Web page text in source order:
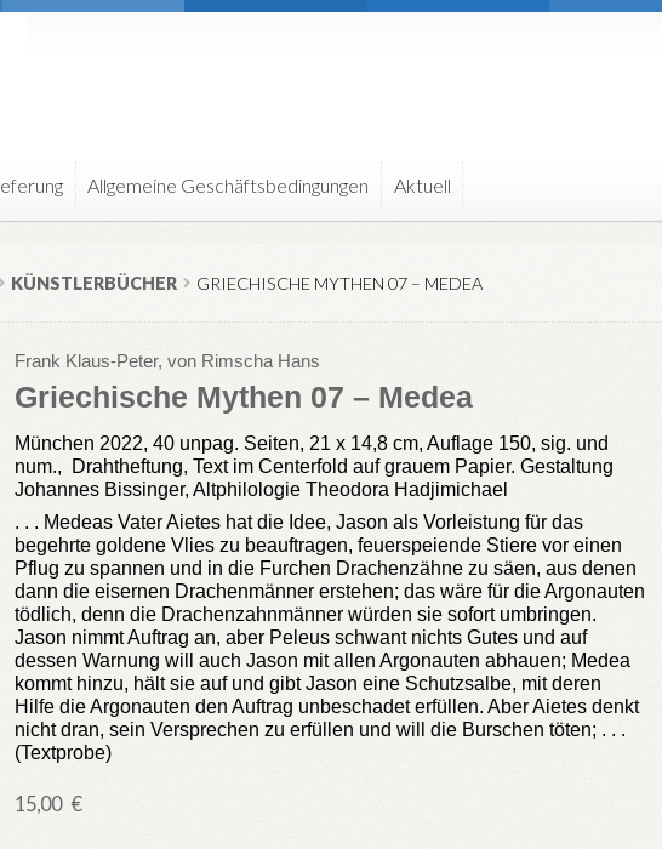
Allgemeine Geschäftsbedingungen Aktuell
KÜNSTLERBÜCHER GRIECHISCHE MYTHEN 07 – MEDEA
Frank Klaus-Peter, von Rimscha Hans
Griechische Mythen 07 – Medea
München 2022, 40 unpag. Seiten, 21 x 14,8 cm, Auflage 150, sig. und
num., Drahtheftung, Text im Centerfold auf grauem Papier. Gestaltung
Johannes Bissinger, Altphilologie Theodora Hadjimichael
. . . Medeas Vater Aietes hat die Idee, Jason als Vorleistung für das
begehrte goldene Vlies zu beauftragen, feuerspeiende Stiere vor einen
Pflug zu spannen und in die Furchen Drachenzähne zu säen, aus denen
dann die eisernen Drachenmänner erstehen; das wäre für die Argonauten
tödlich, denn die Drachenzahnmänner würden sie sofort umbringen.
Jason nimmt Auftrag an, aber Peleus schwant nichts Gutes und auf
dessen Warnung will auch Jason mit allen Argonauten abhauen; Medea
kommt hinzu, hält sie auf und gibt Jason eine Schutzsalbe, mit deren
Hilfe die Argonauten den Auftrag unbeschadet erfüllen. Aber Aietes denkt
nicht dran, sein Versprechen zu erfüllen und will die Burschen töten; . . .
(Textprobe)
15,00 €